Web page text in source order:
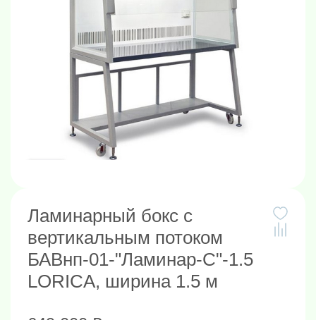
Ламинарный бокс с
вертикальным потоком
БАВнп-01-"Ламинар-С"-1.5
LORICA, ширина 1.5 м